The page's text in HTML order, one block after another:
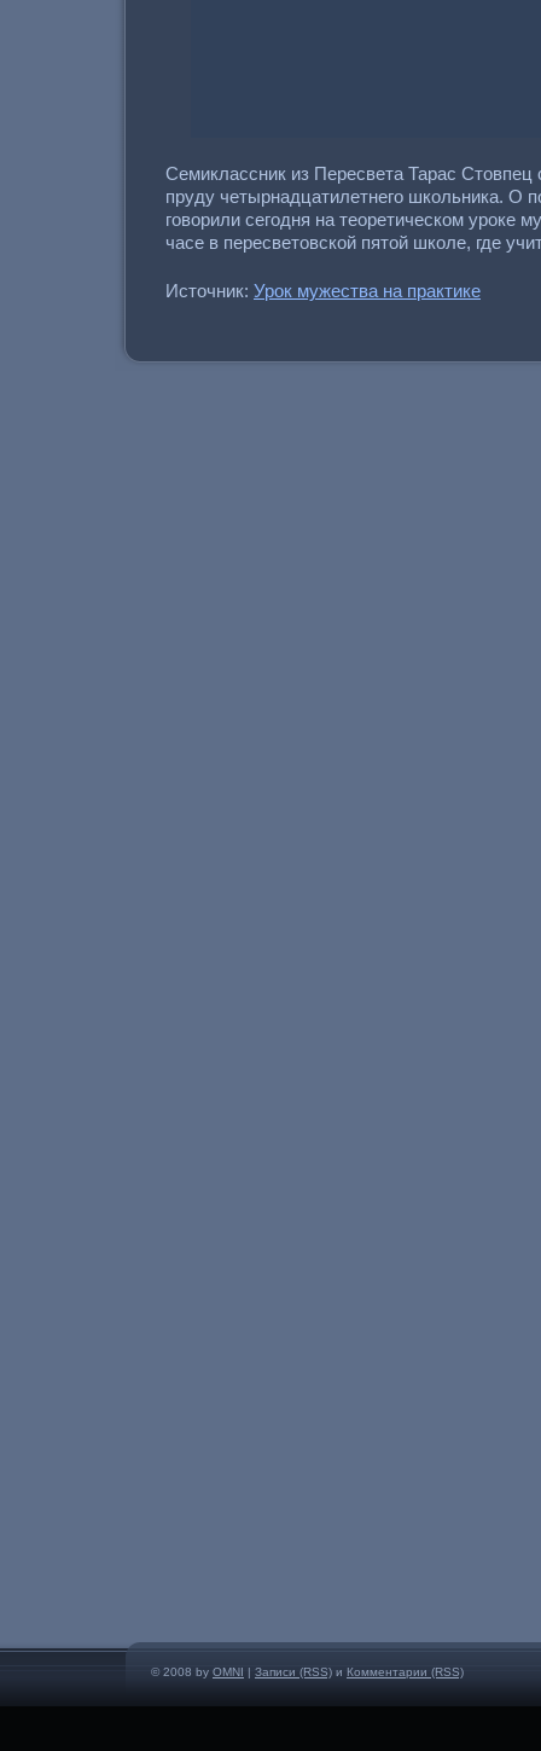
Семиклассник из Пересвета Тарас Стовпец
пруду четырнадцатилетнего школьника. О
говорили сегодня на теоретическом уроке
часе в пересветовской пятой школе, где
Источник: Урок мужества на практике
© 2008 by OMNI | Записи (RSS) и Комментарии (RSS)